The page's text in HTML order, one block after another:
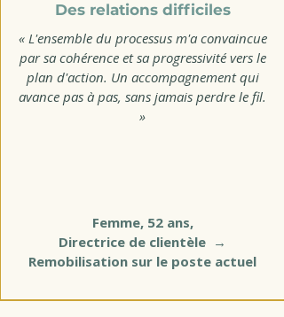
Des relations difficiles
« L'ensemble du processus m'a convaincue
par sa cohérence et sa progressivité vers le
plan d'action. Un accompagnement qui
avance pas à pas, sans jamais perdre le fil.
»
Femme, 52 ans,
Directrice de clientèle →
Remobilisation sur le poste actuel